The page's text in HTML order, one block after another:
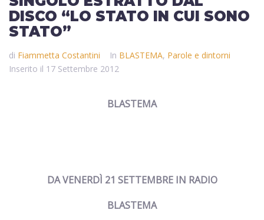
DISCO “LO STATO IN CUI SONO
STATO”
di Fiammetta Costantini In BLASTEMA, Parole e dintorni
Inserito il 17 Settembre 2012
BLASTEMA
DA VENERDÌ 21 SETTEMBRE IN RADIO
BLASTEMA